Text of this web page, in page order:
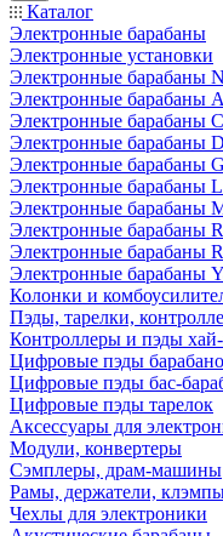
Каталог
Электронные барабаны
Электронные установки
Электронные барабаны
Электронные барабаны
Электронные барабаны
Электронные барабаны
Электронные барабаны
Электронные барабаны
Электронные барабаны
Электронные барабаны
Электронные барабаны
Электронные барабаны
Колонки и
Пэды, тарелки,
Контроллеры и пэды хай-
Цифровые пэды
Цифровые пэды бас-
Цифровые пэды тарелок
Аксессуары для
Модули, конвертеры
Сэмплеры, драм-машины
Рамы, держатели,
Чехлы для электроники